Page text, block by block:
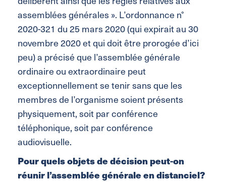
assemblées générales ». L’ordonnance n°
2020-321 du 25 mars 2020 (qui expirait au 30
novembre 2020 et qui doit être prorogée d’ici
peu) a précisé que l’assemblée générale
ordinaire ou extraordinaire peut
exceptionnellement se tenir sans que les
membres de l’organisme soient présents
physiquement, soit par conférence
téléphonique, soit par conférence
audiovisuelle.
Pour quels objets de décision peut-on
réunir l’assemblée générale en distanciel?